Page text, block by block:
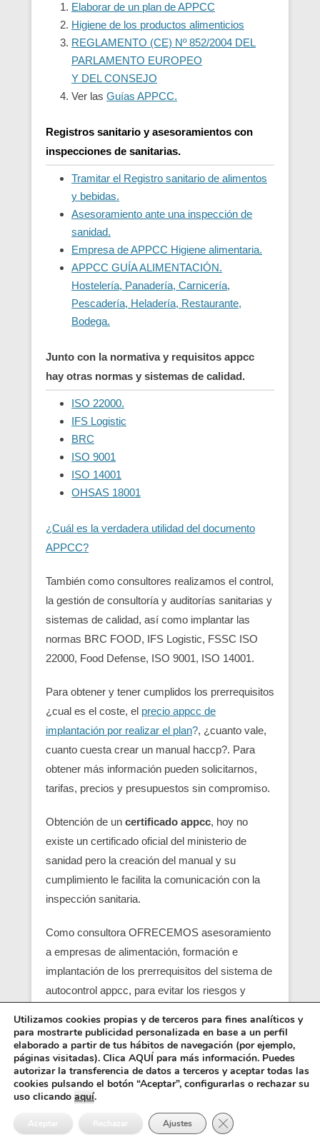
Elaborar de un plan de APPCC
Higiene de los productos alimenticios
REGLAMENTO (CE) Nº 852/2004 DEL
PARLAMENTO EUROPEO
Y DEL CONSEJO
Ver las Guías APPCC.
Registros sanitario y asesoramientos con
inspecciones de sanitarias.
Tramitar el Registro sanitario de alimentos
y bebidas.
Asesoramiento ante una inspección de
sanidad.
Empresa de APPCC Higiene alimentaria.
APPCC GUÍA ALIMENTACIÓN.
Hostelería, Panadería, Carnicería,
Pescadería, Heladería, Restaurante,
Bodega.
Junto con la normativa y requisitos appcc
hay otras normas y sistemas de calidad.
ISO 22000.
IFS Logistic
BRC
ISO 9001
ISO 14001
OHSAS 18001
¿Cuál es la verdadera utilidad del documento
APPCC?
También como consultores realizamos el control,
la gestión de consultoría y auditorías sanitarias y
sistemas de calidad, así como implantar las
normas BRC FOOD, IFS Logistic, FSSC ISO
22000, Food Defense, ISO 9001, ISO 14001.
Para obtener y tener cumplidos los prerrequisitos
¿cual es el coste, el precio appcc de
implantación por realizar el plan?, ¿cuanto vale,
cuanto cuesta crear un manual haccp?. Para
obtener más información pueden solicitarnos,
tarifas, precios y presupuestos sin compromiso.
Obtención de un certificado appcc, hoy no
existe un certificado oficial del ministerio de
sanidad pero la creación del manual y su
cumplimiento le facilita la comunicación con la
inspección sanitaria.
Como consultora OFRECEMOS asesoramiento
a empresas de alimentación, formación e
implantación de los prerrequisitos del sistema de
autocontrol appcc, para evitar los riesgos y
localizando en su empresa los pcc (puntos
críticos) y obtener un servicio con una correcta
seguridad alimentaria.
Entre los requisitos está el control y el análisis de
cada punto crítico, junto con el registro sanitario,
Utilizamos cookies propias y de terceros para fines analíticos y
para mostrarte publicidad personalizada en base a un perfil
elaborado a partir de tus hábitos de navegación (por ejemplo,
páginas visitadas). Clica AQUÍ para más información. Puedes
autorizar la transferencia de datos a terceros y aceptar todas las
cookies pulsando el botón “Aceptar”, configurarlas o rechazar su
uso clicando aquí.
Aceptar Rechazar Ajustes Cerrar el banner de